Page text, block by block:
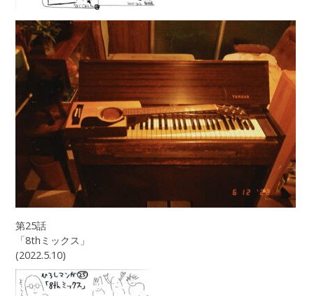
第25話
「8thミックス」
(2022.5.10)